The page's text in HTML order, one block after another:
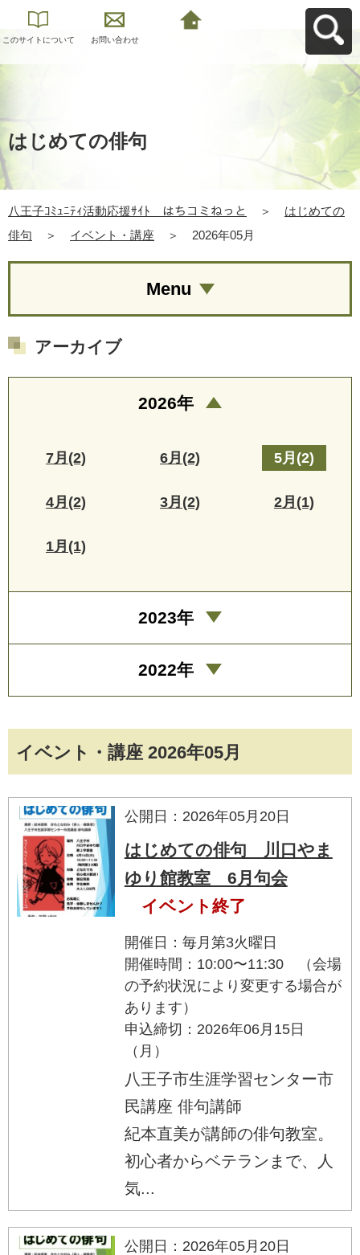
このサイトについて お問い合わせ
はじめての俳句
八王子ｺﾐｭﾆﾃｨ活動応援ｻｲﾄ はちコミねっと ＞
はじめての
俳句
＞ イベント・講座 ＞ 2026年05月
イベント・講座 2026年05月
公開日：2026年05月20日
はじめての俳句 川口やま
ゆり館教室 6月句会
イベント終了
開催日：毎月第3火曜日
開催時間：10:00〜11:30 （会場
の予約状況により変更する場合が
あります）
申込締切：2026年06月15日
（月）
八王子市生涯学習センター市
民講座 俳句講師
紀本直美が講師の俳句教室。
初心者からベテランまで、人
気...
公開日：2026年05月20日
Menu
アーカイブ
2026年
7月(2) 6月(2) 5月(2)
4月(2) 3月(2) 2月(1)
1月(1)
2023年
2022年